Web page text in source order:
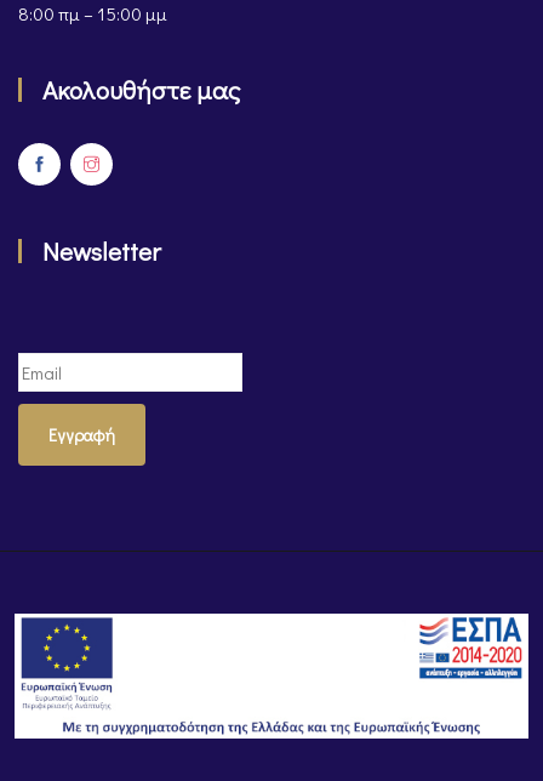
8:00 πμ – 15:00 μμ
Ακολουθήστε μας
Newsletter
Εγγραφή